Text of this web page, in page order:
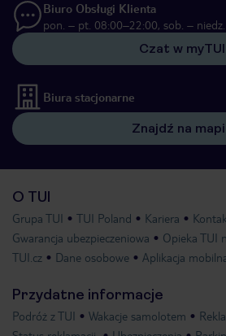
Biuro Obsługi Klienta
pon. – pt. 08:00–22:00, sob. –
Czat w myTUI
Biura stacjonarne
Znajdź na
O TUI
Grupa TUI TUI Poland Kariera
Gwarancja ubezpieczeniowa
Opieka TUI
TUI.cz
Dane osobowe Aplikacja
Przydatne informacje
Podróż z TUI Wakacje samolotem